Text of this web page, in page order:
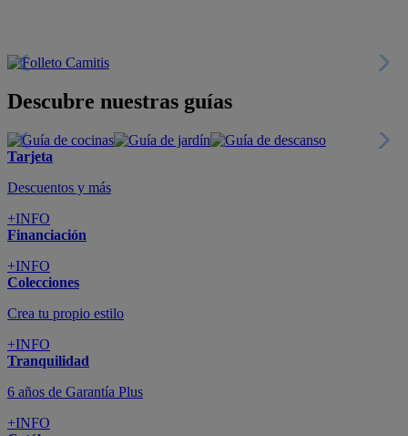
Descubre nuestras guías
Tarjeta
Descuentos y más
+INFO
Financiación
+INFO
Colecciones
Crea tu propio estilo
+INFO
Tranquilidad
6 años de Garantía Plus
+INFO